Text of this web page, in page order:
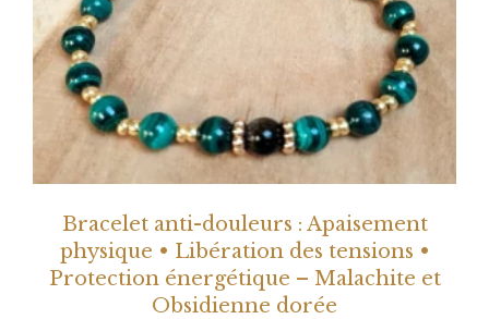
Bracelet anti-douleurs : Apaisement
physique • Libération des tensions •
Protection énergétique – Malachite et
Obsidienne dorée